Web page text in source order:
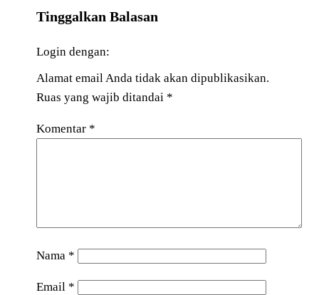
Tinggalkan Balasan
Login dengan:
Alamat email Anda tidak akan dipublikasikan.
Ruas yang wajib ditandai *
Komentar *
Nama *
Email *